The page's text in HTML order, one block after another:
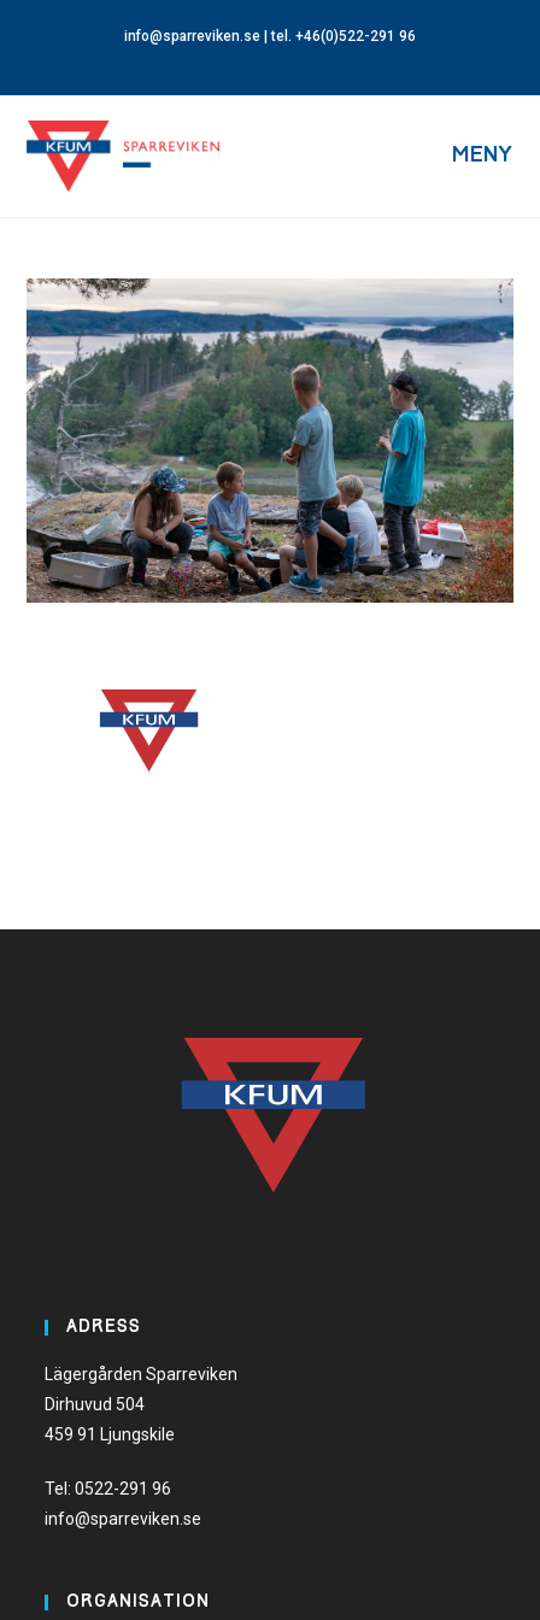
info@sparreviken.se | tel. +46(0)522-291 96
MENY
ADRESS
Lägergården Sparreviken
Dirhuvud 504
459 91 Ljungskile
Tel:0522-291 96
info@sparreviken.se
ORGANISATION